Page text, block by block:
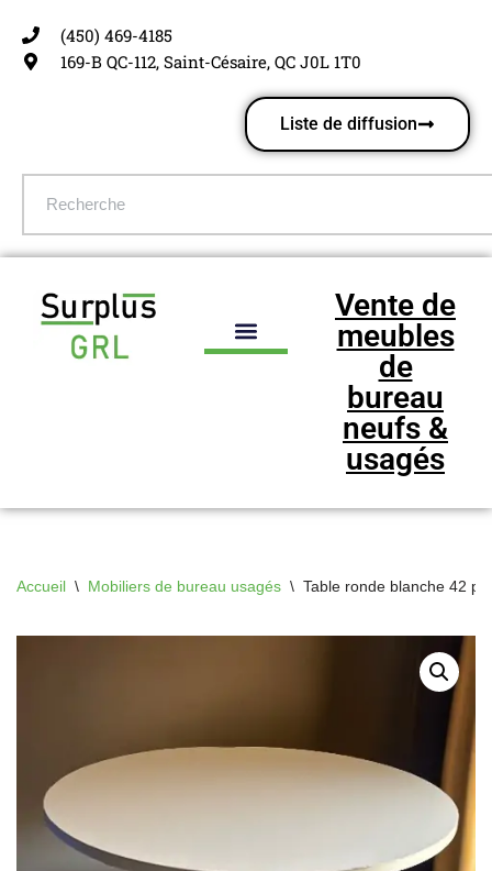
Aller
(450) 469-4185
169-B QC-112, Saint-Césaire, QC J0L 1T0
Liste de diffusion
Vente de
meubles
de
bureau
neufs &
usagés
Accueil \ Mobiliers de bureau usagés \ Table ronde blanche 42